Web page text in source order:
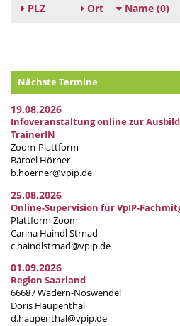
PLZ Ort Name (0)
Nächste Termine
19.08.2026
Infoveranstaltung online zur
TrainerIN
Zoom-Plattform
Bärbel Hörner
b.hoerner@vpip.de
25.08.2026
Online-Supervision für VpIP-
Plattform Zoom
Carina Haindl Strnad
c.haindlstrnad@vpip.de
01.09.2026
Region Saarland
66687 Wadern-Noswendel
Doris Haupenthal
d.haupenthal@vpip.de